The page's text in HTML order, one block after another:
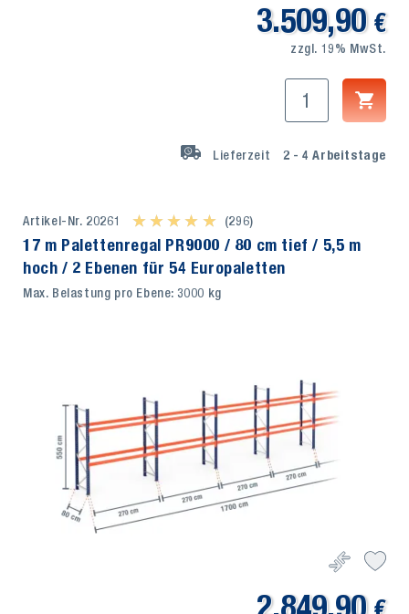
3.509,90 €
zzgl. 19% MwSt.
Lieferzeit 2 - 4 Arbeitstage
Artikel-Nr. 20261 ★ ★ ★ ★ ★
★ ★ ★ ★ ★ (296)
17 m Palettenregal PR9000 / 80 cm tief / 5,5 m
hoch / 2 Ebenen für 54 Europaletten
Max. Belastung pro Ebene: 3000 kg